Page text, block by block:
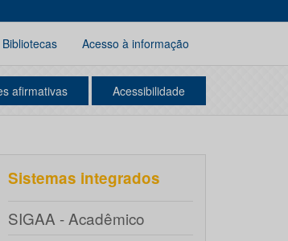
Bibliotecas Acesso à informação
afirmativas Acessibilidade
Sistemas integrados
SIGAA - Acadêmico